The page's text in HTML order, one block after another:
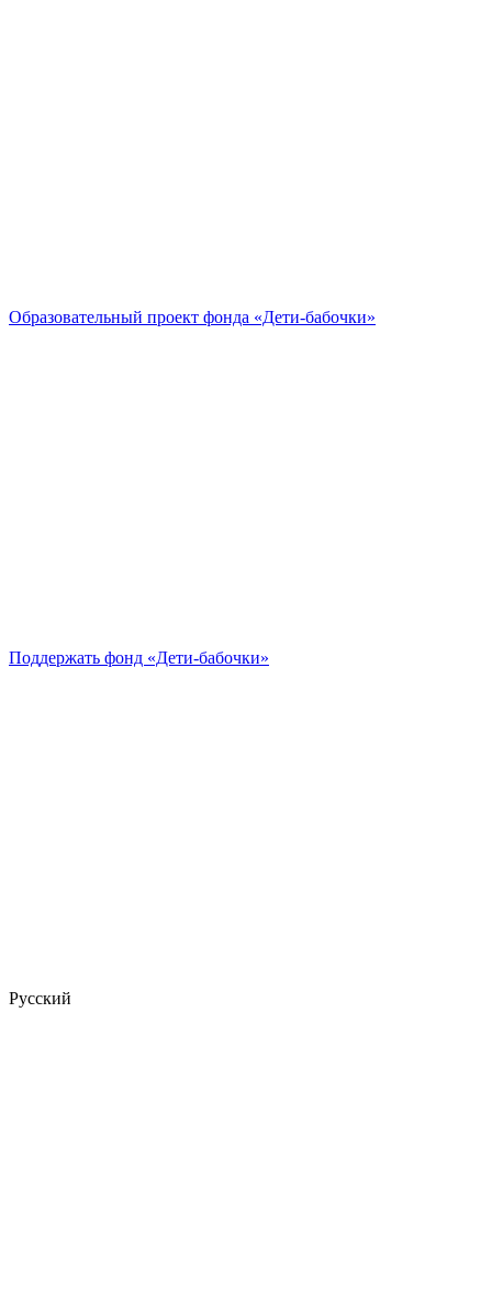
Образовательный проект фонда «Дети-бабочки»
Поддержать фонд «Дети-бабочки»
Русский